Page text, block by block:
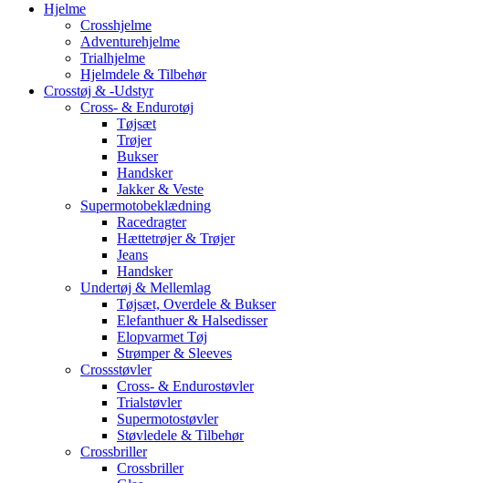
Hjelme
Crosshjelme
Adventurehjelme
Trialhjelme
Hjelmdele & Tilbehør
Crosstøj & -Udstyr
Cross- & Endurotøj
Tøjsæt
Trøjer
Bukser
Handsker
Jakker & Veste
Supermotobeklædning
Racedragter
Hættetrøjer & Trøjer
Jeans
Handsker
Undertøj & Mellemlag
Tøjsæt, Overdele & Bukser
Elefanthuer & Halsedisser
Elopvarmet Tøj
Strømper & Sleeves
Crossstøvler
Cross- & Endurostøvler
Trialstøvler
Supermotostøvler
Støvledele & Tilbehør
Crossbriller
Crossbriller